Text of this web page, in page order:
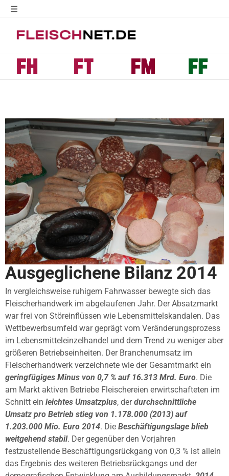
Ausgeglichene Bilanz 2014
In vergleichsweise ruhigem Fahrwasser bewegte sich das
Fleischerhandwerk im abgelaufenen Jahr. Der Absatzmarkt
war frei von Störeinflüssen wie Lebensmittelskandalen. Das
Wettbewerbsumfeld war geprägt vom Veränderungsprozess
im Lebensmitteleinzelhandel und dem Trend zu weniger aber
größeren Betriebseinheiten. Der Branchenumsatz im
Fleischerhandwerk verzeichnete wie der Gesamtmarkt ein
geringfügiges Minus von 0,7 % auf 16.313 Mrd. Euro. Die
am Markt aktiven Betriebe Fleischereien erwirtschafteten im
Schnitt ein leichtes Umsatzplus, derdurchschnittliche
Umsatz pro Betrieb stieg von 1.178.000 (2013) auf
1.203.000 Mio. Euro 2014. Die Beschäftigungslage blieb
weitgehend stabil. Der gegenüber den Vorjahren
festzustellende Beschäftigungsrückgang von 0,3 % ist allein
das Ergebnis des weiteren Betriebsrückgangs und der